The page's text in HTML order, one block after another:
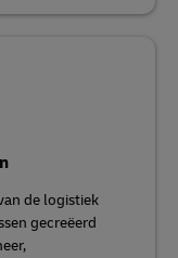
de logistiek
gecreëerd